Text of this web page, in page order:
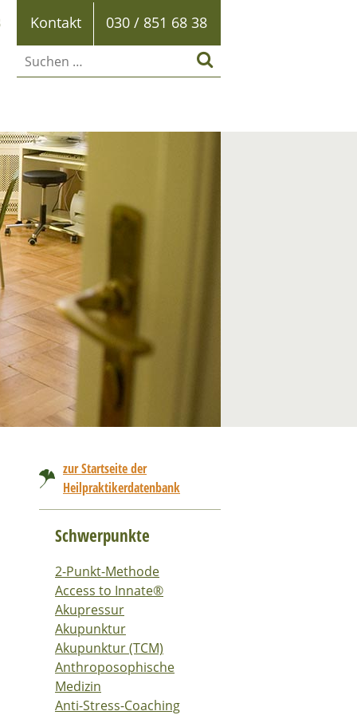
Kontakt 030 / 851 68 38
zur Startseite der
Heilpraktikerdatenbank
Schwerpunkte
2-Punkt-Methode
Access to Innate®
Akupressur
Akupunktur
Akupunktur (TCM)
Anthroposophische
Medizin
Anti-Stress-Coaching